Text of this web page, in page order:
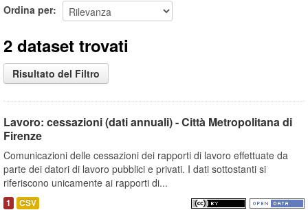
Ordina per
2 dataset trovati
Risultato del Filtro
Lavoro: cessazioni (dati annuali) - Città Metropolitana di
Firenze
Comunicazioni delle cessazioni dei rapporti di lavoro effettuate da
parte dei datori di lavoro pubblici e privati. I dati sottostanti si
riferiscono unicamente ai rapporti di...
1 CSV